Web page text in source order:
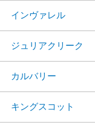
インヴァレル
ジュリアクリーク
カルバリー
キングスコット